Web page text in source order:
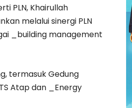
PLN, Khairullah
melalui sinergi PLN
_building management
termasuk Gedung
Atap dan _Energy